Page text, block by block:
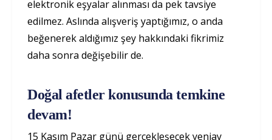
elektronik eşyalar alınması da pek tavsiye
edilmez. Aslında alışveriş yaptığımız, o anda
beğenerek aldığımız şey hakkındaki fikrimiz
daha sonra değişebilir de.
Doğal afetler konusunda temkine
devam!
15 Kasım Pazar günü gerçekleşecek yeniay